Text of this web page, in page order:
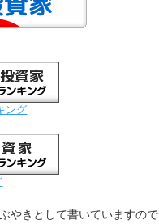
ング
やきとして書いていますので